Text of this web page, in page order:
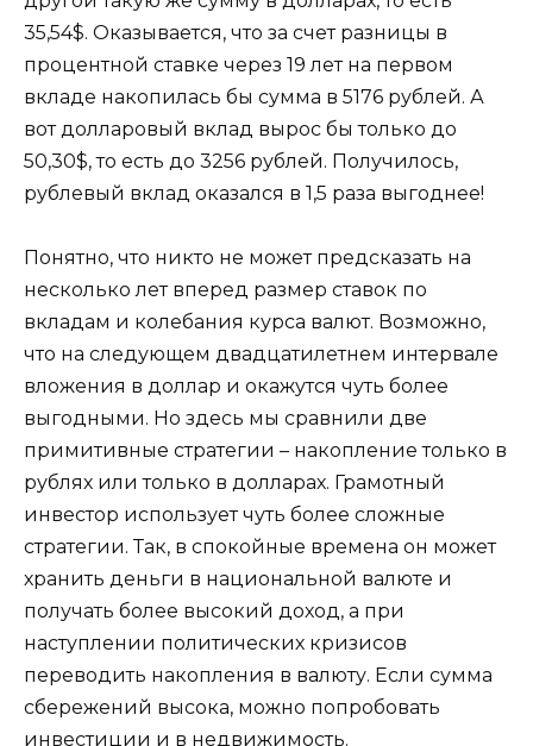
35,54$. Оказывается, что за счет разницы в
процентной ставке через 19 лет на первом
вкладе накопилась бы сумма в 5176 рублей. А
вот долларовый вклад вырос бы только до
50,30$, то есть до 3256 рублей. Получилось,
рублевый вклад оказался в 1,5 раза выгоднее!
Понятно, что никто не может предсказать на
несколько лет вперед размер ставок по
вкладам и колебания курса валют. Возможно,
что на следующем двадцатилетнем интервале
вложения в доллар и окажутся чуть более
выгодными. Но здесь мы сравнили две
примитивные стратегии – накопление только в
рублях или только в долларах. Грамотный
инвестор использует чуть более сложные
стратегии. Так, в спокойные времена он может
хранить деньги в национальной валюте и
получать более высокий доход, а при
наступлении политических кризисов
переводить накопления в валюту. Если сумма
сбережений высока, можно попробовать
инвестиции и в недвижимость.